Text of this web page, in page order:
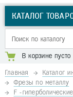
КАТАЛОГ
В корзине пусто
Главная Каталог
Фрезы по металлу
F -